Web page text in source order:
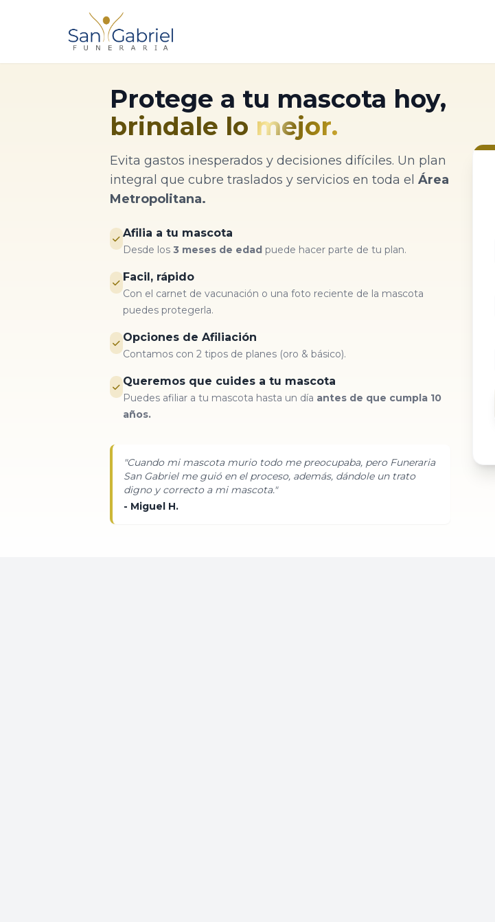
Protege a tu mascota hoy,
brindale lo mejor.
Evita gastos inesperados y decisiones difíciles. Un plan
integral que cubre traslados y servicios en toda el Área
Metropolitana.
Afilia a tu mascota
Desde los 3 meses de edad puede hacer parte de tu plan.
Facil, rápido
Con el carnet de vacunación o una foto reciente de la mascota
puedes protegerla.
Opciones de Afiliación
Contamos con 2 tipos de planes (oro & básico).
Queremos que cuides a tu mascota
Puedes afiliar a tu mascota hasta un día antes de que cumpla 10
años.
"Cuando mi mascota murio todo me preocupaba, pero Funeraria
San Gabriel me guió en el proceso, además, dándole un trato
digno y correcto a mi mascota."
- Miguel H.